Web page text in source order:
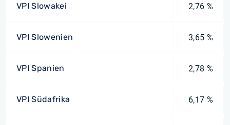
VPI Slowakei 2,76 %
VPI Slowenien 3,65 %
VPI Spanien 2,78 %
VPI Südafrika 6,17 %